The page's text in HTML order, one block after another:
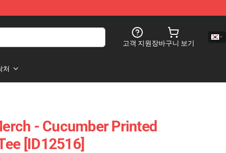
고객 지원장바구니 보기
처
- Cucumber Printed
[ID12516]